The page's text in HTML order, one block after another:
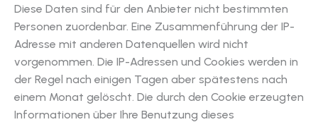
Diese Daten sind für den Anbieter nicht bestimmten
Personen zuordenbar. Eine Zusammenführung der IP-
Adresse mit anderen Datenquellen wird nicht
vorgenommen. Die IP-Adressen und Cookies werden in
der Regel nach einigen Tagen aber spätestens nach
einem Monat gelöscht. Die durch den Cookie erzeugten
Informationen über Ihre Benutzung dieses